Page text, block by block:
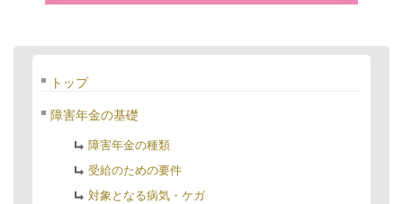
トップ
障害年金の基礎
障害年金の種類
受給のための要件
対象となる病気・ケガ